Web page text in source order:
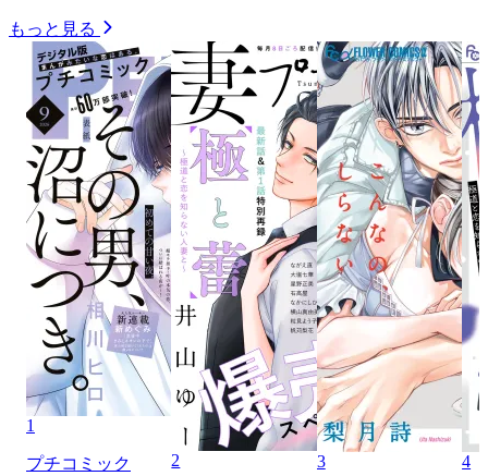
もっと見る
1
プチコミック
2 3 4